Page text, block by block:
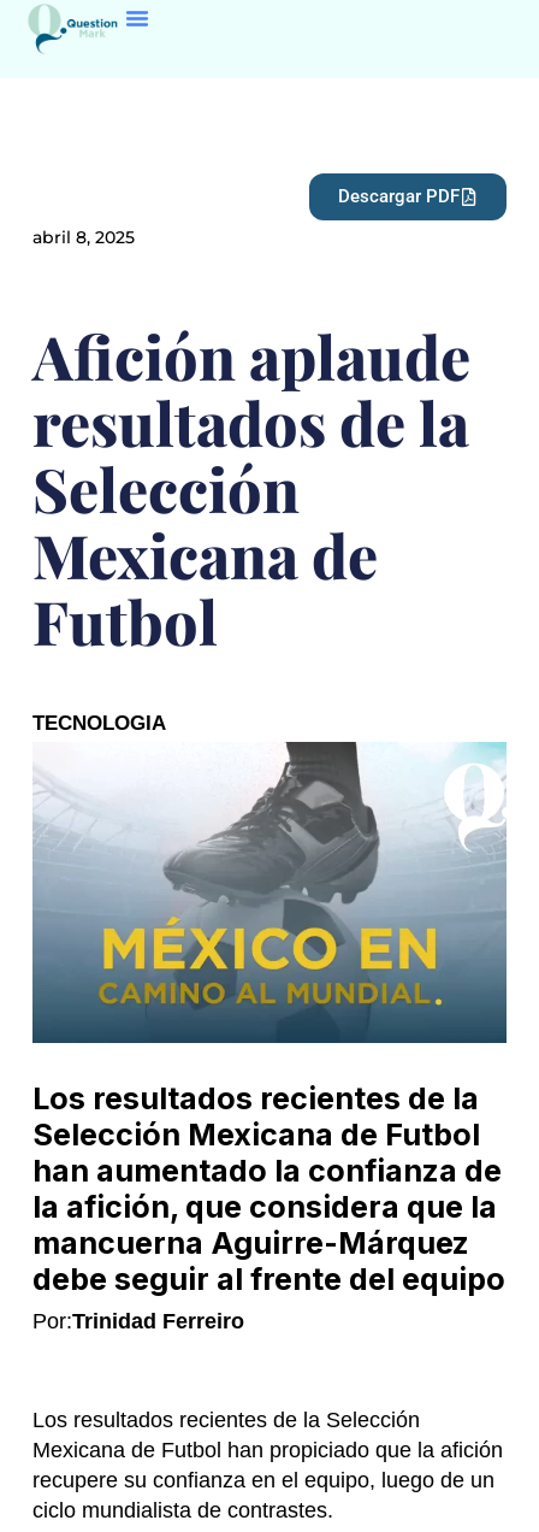
Descargar PDF
abril 8, 2025
Afición aplaude
resultados de la
Selección
Mexicana de
Futbol
TECNOLOGIA
Los resultados recientes de la
Selección Mexicana de Futbol
han aumentado la confianza de
la afición, que considera que la
mancuerna Aguirre-Márquez
debe seguir al frente del equipo
Por:Trinidad Ferreiro
Los resultados recientes de la Selección
Mexicana de Futbol han propiciado que la afición
recupere su confianza en el equipo, luego de un
ciclo mundialista de contrastes.